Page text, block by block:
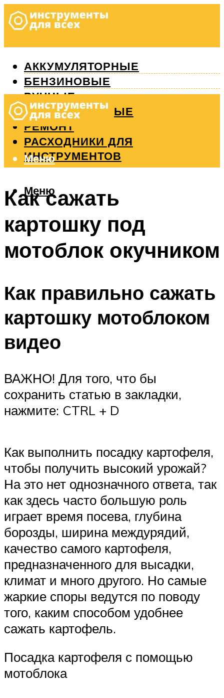
АККУМУЛЯТОРНЫЕ
БЕНЗИНОВЫЕ
РУЧНЫЕ
ИЗМЕРИТЕЛЬНЫЕ
РЕМОНТ
РАСХОДНИКИ ДЛЯ
ИНСТРУМЕНТОВ
Меню
Меню
Как сажать
картошку под
мотоблок окучником
Как правильно сажать
картошку мотоблоком
видео
ВАЖНО! Для того, что бы
сохранить статью в закладки,
нажмите: CTRL + D
Как выполнить посадку картофеля,
чтобы получить высокий урожай?
На это нет однозначного ответа, так
как здесь часто большую роль
играет время посева, глубина
борозды, ширина междурядий,
качество самого картофеля,
предназначенного для высадки,
климат и много другого. Но самые
жаркие споры ведутся по поводу
того, каким способом удобнее
сажать картофель.
Посадка картофеля с помощью
мотоблока